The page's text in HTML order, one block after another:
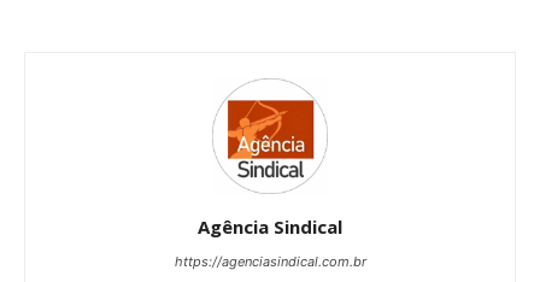
Agência Sindical
https://agenciasindical.com.br